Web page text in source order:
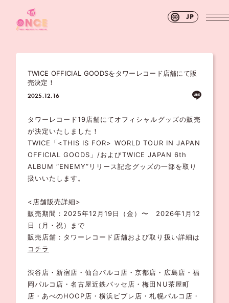
JP
TWICE OFFICIAL GOODSをタワーレコード店舗にて販
売決定！
2025.12.16
タワーレコード19店舗にてオフィシャルグッズの販売
が決定いたしました！
TWICE「<THIS IS FOR> WORLD TOUR IN JAPAN
OFFICIAL GOODS」/およびTWICE JAPAN 6th
ALBUM “ENEMY”リリース記念グッズの一部を取り
扱いいたします。
<店舗販売詳細>
販売期間：2025年12月19日（金）〜 2026年1月12
日（月・祝）まで
販売店舗：タワーレコード店舗および取り扱い詳細は
コチラ
渋谷店・新宿店・仙台パルコ店・京都店・広島店・福
岡パルコ店・名古屋近鉄パッセ店・梅田NU茶屋町
店・あべのHOOP店・横浜ビブレ店・札幌パルコ店・